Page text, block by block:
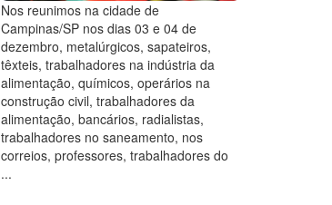
Nos reunimos na cidade de
Campinas/SP nos dias 03 e 04 de
dezembro, metalúrgicos, sapateiros,
têxteis, trabalhadores na indústria da
alimentação, químicos, operários na
construção civil, trabalhadores da
alimentação, bancários, radialistas,
trabalhadores no saneamento, nos
correios, professores, trabalhadores do
...